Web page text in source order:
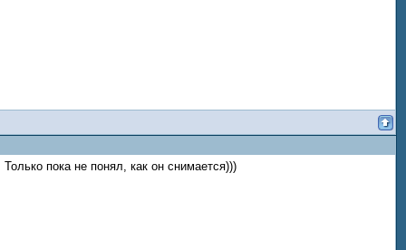
пока не понял, как он снимается)))